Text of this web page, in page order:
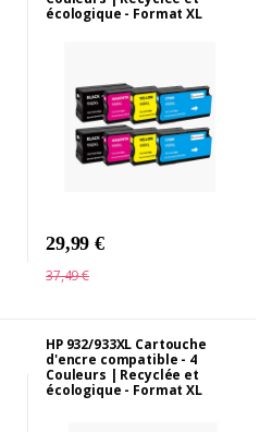
écologique - Format XL
29,99 €
37,49 €
HP 932/933XL Cartouche
d'encre compatible - 4
Couleurs | Recyclée et
écologique - Format XL